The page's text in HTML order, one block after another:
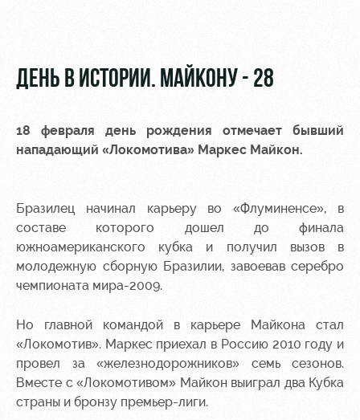
РЖД
мероприятий
Аренда
полей
Аренда
Ледовый
дворец
Занятия
спортом
Локо
Академия
Как
поступить
Контакты
Академии
Информация
Банковская
«Локомотив»
Заставки
лояльности
Карта
болельщика
Парковка
ДЕНЬ В ИСТОРИИ. МАЙКОНУ - 28
18 февраля день рождения отмечает бывший
нападающий «Локомотива» Маркес Майкон.
Бразилец начинал карьеру во «Флуминенсе», в
составе которого дошел до финала
южноамериканского кубка и получил вызов в
молодежную сборную Бразилии, завоевав серебро
чемпионата мира-2009.
Но главной командой в карьере Майкона стал
«Локомотив». Маркес приехал в Россию 2010 году и
провел за «железнодорожников» семь сезонов.
Вместе с «Локомотивом» Майкон выиграл два Кубка
страны и бронзу премьер-лиги.